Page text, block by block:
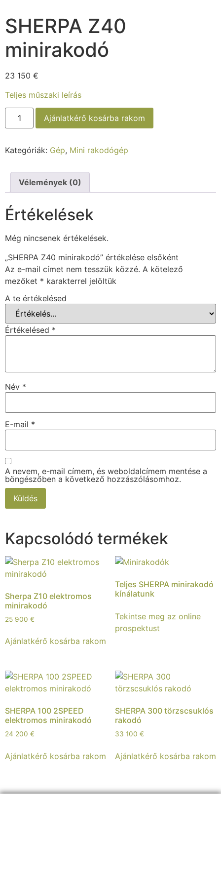
SHERPA Z40
minirakodó
23 150 €
Teljes műszaki leírás
Ajánlatkérő kosárba rakom
Kategóriák: Gép, Mini rakodógép
Vélemények (0)
Értékelések
Még nincsenek értékelések.
„SHERPA Z40 minirakodó” értékelése elsőként
Az e-mail címet nem tesszük közzé. A kötelező
mezőket * karakterrel jelöltük
A te értékelésed
Értékelésed *
Név *
E-mail *
A nevem, e-mail címem, és weboldalcímem mentése a
böngészőben a következő hozzászólásomhoz.
Kapcsolódó termékek
Sherpa Z10 elektromos
minirakodó
25 900 €
Ajánlatkérő kosárba rakom
Teljes SHERPA minirakodó
kínálatunk
Tekintse meg az online
prospektust
SHERPA 100 2SPEED
elektromos minirakodó
24 200 €
Ajánlatkérő kosárba rakom
SHERPA 300 törzscsuklós
rakodó
33 100 €
Ajánlatkérő kosárba rakom